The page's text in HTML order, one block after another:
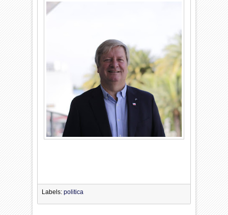
Labels:politica